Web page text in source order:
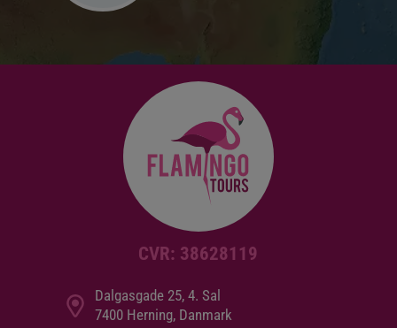
CVR: 38628119
Dalgasgade 25, 4. Sal
7400 Herning, Danmark